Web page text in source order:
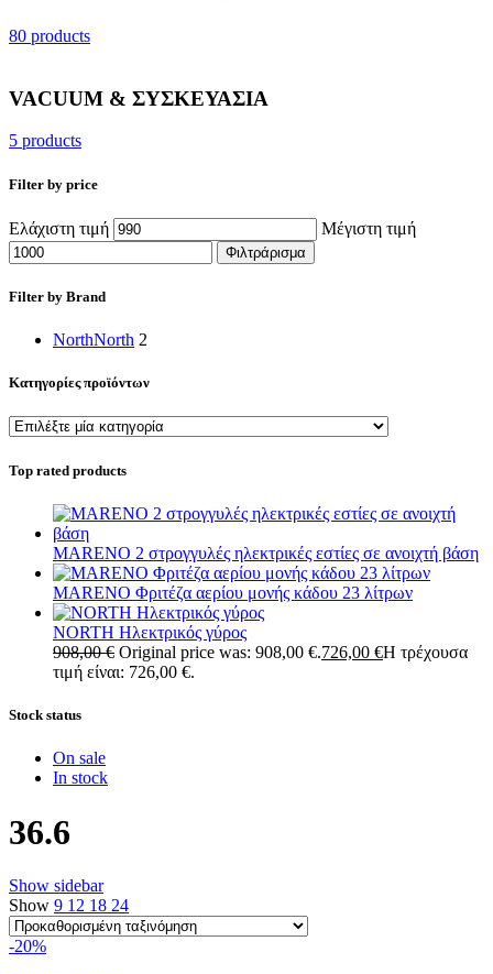
80 products
VACUUM & ΣΥΣΚΕΥΑΣΙΑ
5 products
Filter by price
Ελάχιστη τιμή Μέγιστη τιμή
Φιλτράρισμα
Filter by Brand
NorthNorth 2
Κατηγορίες προϊόντων
Top rated products
MARENO 2 στρογγυλές ηλεκτρικές εστίες σε ανοιχτή βάση
MARENO Φριτέζα αερίου μονής κάδου 23 λίτρων
NORTH Ηλεκτρικός γύρος
908,00€ Original price was: 908,00 €.726,00 €Η τρέχουσα
τιμή είναι: 726,00 €.
Stock status
On sale
In stock
36.6
Show sidebar
Show 9 12 18 24
-20%